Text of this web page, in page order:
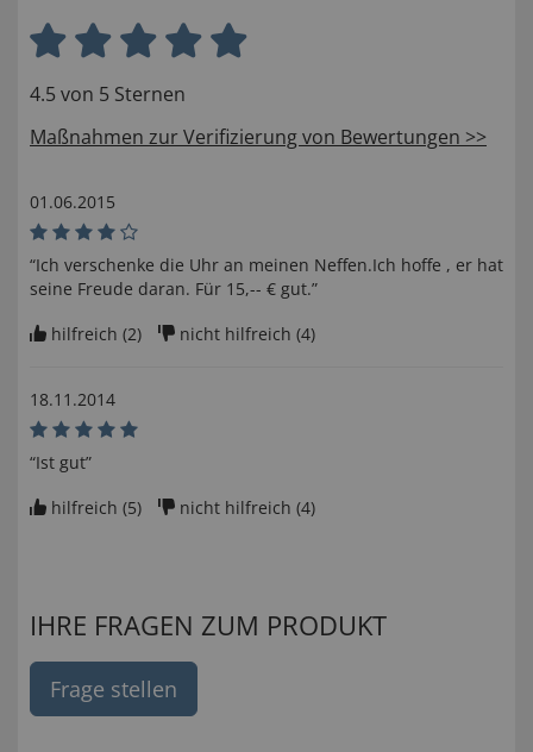
4.5 von 5 Sternen
Maßnahmen zur Verifizierung von Bewertungen >>
01.06.2015
“Ich verschenke die Uhr an meinen Neffen.Ich hoffe , er hat
seine Freude daran. Für 15,-- € gut.”
hilfreich (2) nicht hilfreich (4)
18.11.2014
“Ist gut”
hilfreich (5) nicht hilfreich (4)
IHRE FRAGEN ZUM PRODUKT
Frage stellen